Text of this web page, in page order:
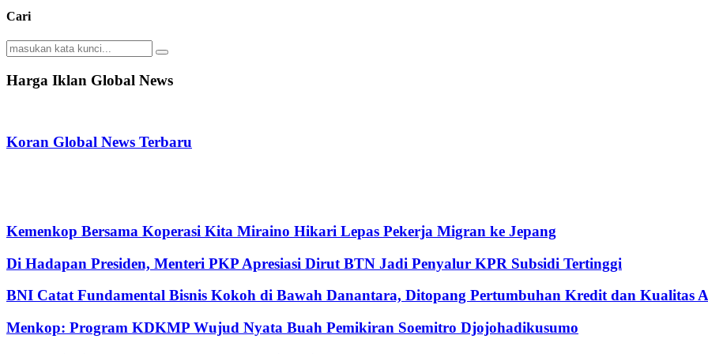
Cari
Search
for:
Search
Harga Iklan Global News
Koran Global News Terbaru
Kemenkop Bersama Koperasi Kita Miraino Hikari Lepas Pekerja Migran ke Jepang
Di Hadapan Presiden, Menteri PKP Apresiasi Dirut BTN Jadi Penyalur KPR Subsidi Tertinggi
BNI Catat Fundamental Bisnis Kokoh di Bawah Danantara, Ditopang Pertumbuhan Kredit dan Kualitas
Menkop: Program KDKMP Wujud Nyata Buah Pemikiran Soemitro Djojohadikusumo